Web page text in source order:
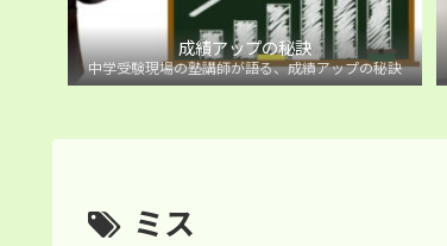
成績アップの秘訣
中学受験現場の塾講師が語る、成績アップの秘訣
ミス